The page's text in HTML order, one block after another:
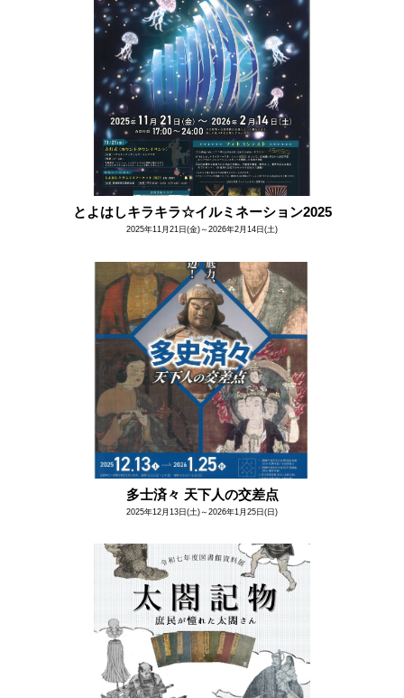
とよはしキラキラ☆イルミネーション2025
2025年11月21日(金)～2026年2月14日(土)
多士済々 天下人の交差点
2025年12月13日(土)～2026年1月25日(日)